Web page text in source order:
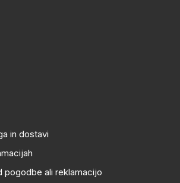
in dostavi
pogodbe ali reklamacijo